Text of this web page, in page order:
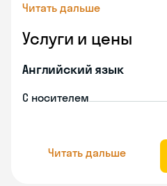
Читать дальше
Услуги и цены
Английский язык
С носителем
Читать дальше